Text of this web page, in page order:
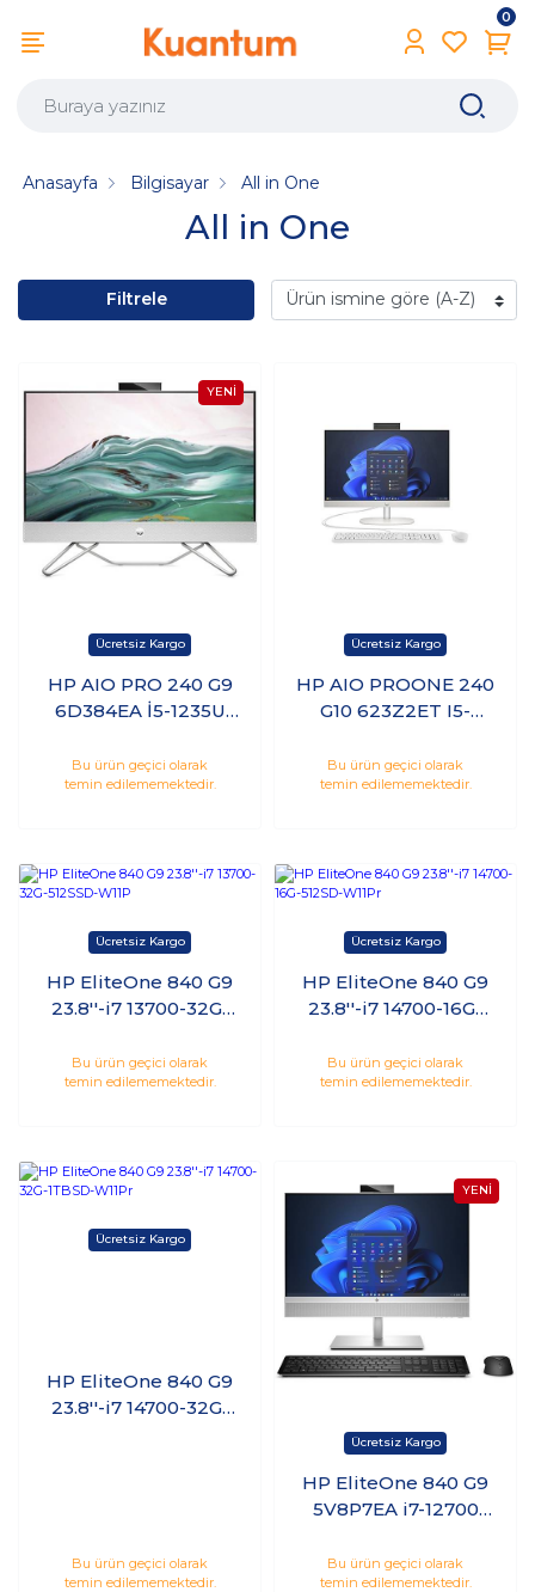
0
All in One
Anasayfa Bilgisayar All in One
Filtrele
HP AIO PRO 240 G9
6D384EA İ5-1235U
23.8 inç Windows 11
Pro Beyaz All in One
Bu ürün geçici olarak
temin edilememektedir.
HP AIO PROONE 240
G10 623Z2ET I5-
SSD 23.8" DOS
Bu ürün geçici olarak
temin edilememektedir.
HP EliteOne 840 G9
23.8''-i7 13700-32G-
Bu ürün geçici olarak
temin edilememektedir.
HP EliteOne 840 G9
23.8''-i7 14700-16G-
Bu ürün geçici olarak
temin edilememektedir.
HP EliteOne 840 G9
23.8''-i7 14700-32G-
Bu ürün geçici olarak
temin edilememektedir.
HP EliteOne 840 G9
5V8P7EA i7-12700
Windows 11 Pro
Bu ürün geçici olarak
temin edilememektedir.